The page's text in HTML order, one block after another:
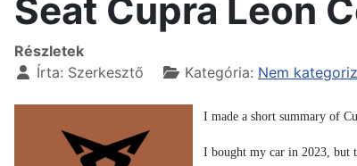
Seat Cupra Leon
Részletek
Írta: Szerkesztő Kategória: Nem
I made a short summary of
I bought my car in 2023, but